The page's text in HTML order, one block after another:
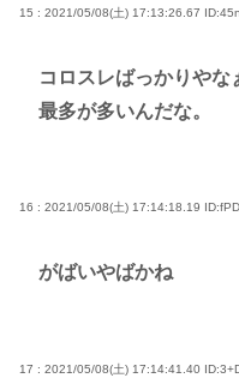
15 : 2021/05/08(土) 17:13:26.67
コロスレばっかりやな
最多が多いんだな。
16 : 2021/05/08(土) 17:14:18.19
がばいやばかね
17 : 2021/05/08(土) 17:14:41.40